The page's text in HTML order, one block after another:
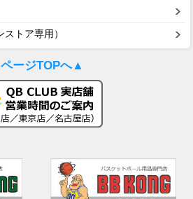
トア専用）
ージTOPへ▲